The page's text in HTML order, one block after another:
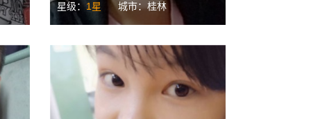
星级： 1星 城市：桂林